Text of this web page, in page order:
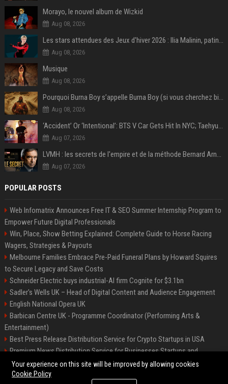
Morayo, le nouvel album de Wizkid
Aug 08, 2026
Les stars attendues des Jeux d'hiver 2026 : Ilia Malinin, patinage artistique
Aug 08, 2026
Musique
Aug 08, 2026
Pourquoi Burna Boy s’appelle Burna Boy (si vous cherchez bien, il y a un indice sur la photo) ?
Aug 08, 2026
‘Accident’ Or ‘Intentional’: BTS V Car Gets Hit In NYC; Taehyung's Road Accident Sparks Concern Among Fans
Aug 07, 2026
LVMH : les secrets de l'empire et de la méthode Bernard Arnault
Aug 07, 2026
POPULAR POSTS
Web Infomatrix Announces Free IT & SEO Summer Internship Program to
Empower Future Digital Professionals
Win, Place, Show Betting Explained: Complete Guide to Horse Racing
Wagers, Strategies & Payouts
Melbourne Families Embrace Pre-Paid Funeral Plans by Howard Squires
to Secure Legacy and Save Costs
Schneider Electric buys industrial-AI firm Cognite for $3.1bn
Sadler's Wells UK – Head of Digital Content and Audience Engagement
English National Opera UK
Barbican Centre UK - Programme Coordinator (Performing Arts &
Entertainment)
Best Press Release Distribution Service for Crypto Startups in USA
Premium News Distribution Service for Businesses Startups and
Agencies
Your experience on this site will be improved by allowing cookies
Cookie Policy